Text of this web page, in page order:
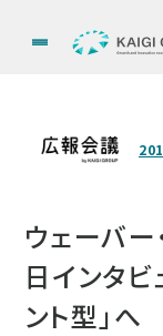
ウェーバー
日インタ
ント型」へ